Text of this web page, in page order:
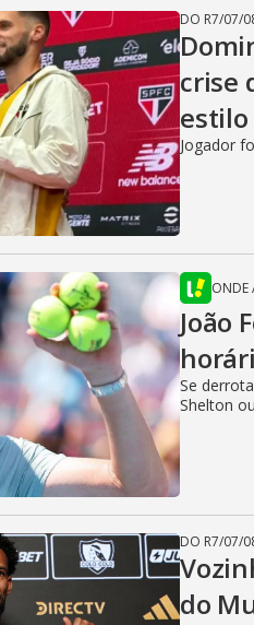
DO R7/07/
crise
estilo
Jogador
ONDE
João
Se
Shelton
DO R7/07/
do